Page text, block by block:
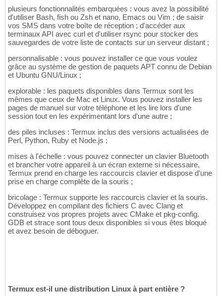
plusieurs fonctionnalités embarquées : vous avez la possibilité
d'utiliser Bash, fish ou Zsh et nano, Emacs ou Vim ; de saisir
vos SMS dans votre boîte de réception ; d'accéder aux
terminaux API avec curl et d'utiliser rsync pour stocker des
sauvegardes de votre liste de contacts sur un serveur distant ;
personnalisable : vous pouvez installer ce que vous voulez
grâce au système de gestion de paquets APT connu de Debian
et Ubuntu GNU/Linux ;
explorable : les paquets disponibles dans Termux sont les
mêmes que ceux de Mac et Linux. Vous pouvez installer les
pages de manuel sur votre téléphone et les lire lors d'une
session tout en les expérimentant lors d'une autre ;
des piles incluses : Termux inclus des versions actualisées de
Perl, Python, Ruby et Node.js ;
mises à l'échelle : vous pouvez connecter un clavier Bluetooth
et brancher votre appareil à un écran externe si nécessaire,
Termux prend en charge les raccourcis clavier et dispose d'une
prise en charge complète de la souris ;
bricolage : Termux supporte les raccourcis clavier et la souris.
Développez en compilant des fichiers C avec Clang et
construisez vos propres projets avec CMake et pkg-config.
GDB et strace sont tous deux disponibles si vous êtes bloqué
et avez besoin de déboguer.
Termux est-il une distribution Linux à part entière ?